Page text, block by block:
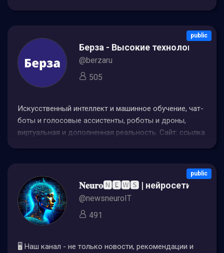
public
Берза - Высокие технологии
@berzaru
505
Искусственный интеллект и машинное обучение, чат-
боты и голосовые ассистенты, роботы и дроны,
виртуальная и дополненная реальность. Сайт: ссылка
public
𝐍𝐞𝐮𝐫𝐨🅽🅴🆆🆂 | нейросети IT
@newsneuroIT
491
🖥 Наш канал - не только новости, рекомендации и